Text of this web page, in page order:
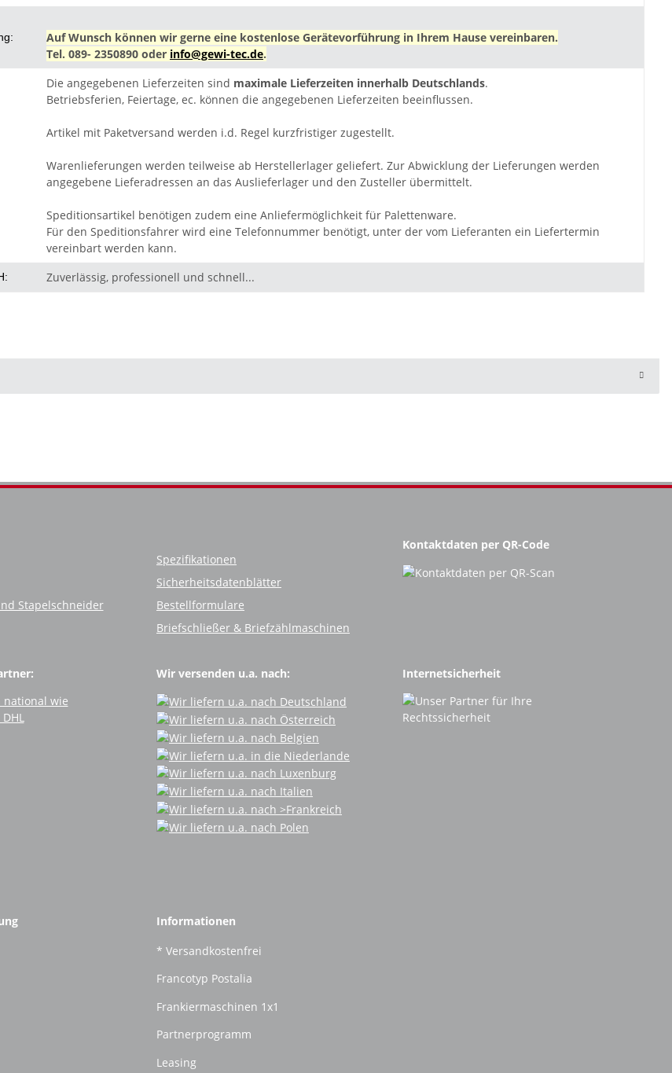
Auf Wunsch können wir gerne eine kostenlose Gerätevorführung in Ihrem Hause vereinbaren.
Tel. 089- 2350890 oder info@gewi-tec.de.
Die angegebenen Lieferzeiten sind maximale Lieferzeiten innerhalb Deutschlands.
Betriebsferien, Feiertage, ec. können die angegebenen Lieferzeiten beeinflussen.
Artikel mit Paketversand werden i.d. Regel kurzfristiger zugestellt.
Warenlieferungen werden teilweise ab Herstellerlager geliefert. Zur Abwicklung der Lieferungen werden
angegebene Lieferadressen an das Auslieferlager und den Zusteller übermittelt.
Speditionsartikel benötigen zudem eine Anliefermöglichkeit für Palettenware.
Für den Speditionsfahrer wird eine Telefonnummer benötigt, unter der vom Lieferanten ein Liefertermin
vereinbart werden kann.
Zuverlässig, professionell und schnell...
Stapelschneider
Spezifikationen
Sicherheitsdatenblätter
Bestellformulare
Briefschließer & Briefzählmaschinen
Kontaktdaten per QR-Code
Wir versenden u.a. nach: Internetsicherheit
Informationen
* Versandkostenfrei
Francotyp Postalia
Frankiermaschinen 1x1
Partnerprogramm
Leasing